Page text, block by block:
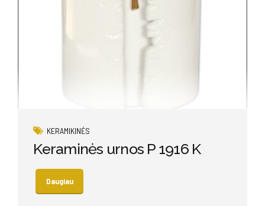
KERAMIKINĖS
Keraminės urnos P 1916 K
Daugiau